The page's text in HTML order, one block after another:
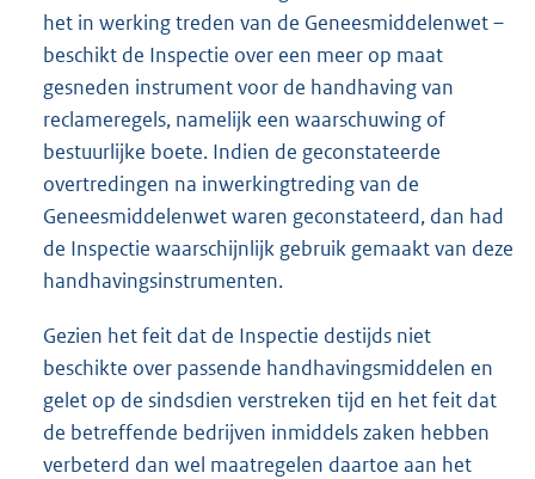
het in werking treden van de Geneesmiddelenwet –
beschikt de Inspectie over een meer op maat
gesneden instrument voor de handhaving van
reclameregels, namelijk een waarschuwing of
bestuurlijke boete. Indien de geconstateerde
overtredingen na inwerkingtreding van de
Geneesmiddelenwet waren geconstateerd, dan had
de Inspectie waarschijnlijk gebruik gemaakt van deze
handhavingsinstrumenten.
Gezien het feit dat de Inspectie destijds niet
beschikte over passende handhavingsmiddelen en
gelet op de sindsdien verstreken tijd en het feit dat
de betreffende bedrijven inmiddels zaken hebben
verbeterd dan wel maatregelen daartoe aan het